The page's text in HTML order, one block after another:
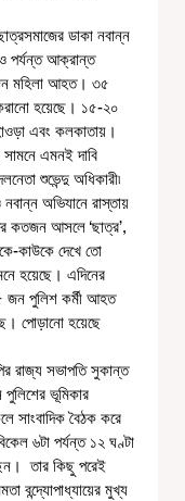
পর্যন্ত আক্রান্ত
মহিলা আহত। ৩৫
হয়েছে। ১৫-২০
এবং কলকাতায়।
সামনে এমনই দাবি
শুভেন্দু অধিকারী৷
নবান্ন অভিযানে রাস্তায়
কতজন আসলে ‘ছাত্র’,
কাউকে দেখে তো
হয়েছে। এদিনের
জন পুলিশ কর্মী আহত
পোড়ানো হয়েছে
পুলিশের ভূমিকার
সাংবাদিক বৈঠক করে
৬টা পর্যন্ত ১২ ঘণ্টা
তার কিছু পরেই
বন্দ্যোপাধ্যায়ের মুখ্য